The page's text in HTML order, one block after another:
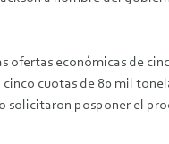
económicas de
cuotas de 80 mil
posponer el